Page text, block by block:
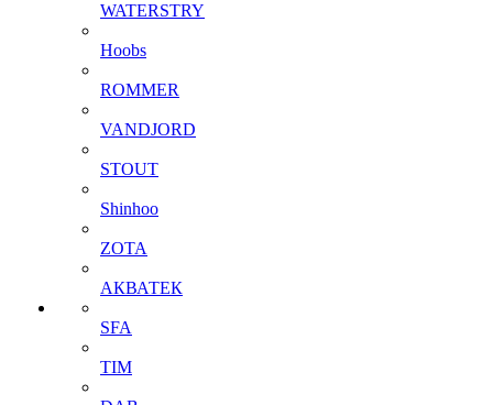
WATERSTRY
Hoobs
ROMMER
VANDJORD
STOUT
Shinhoo
ZOTA
АКВАТЕК
SFA
TIM